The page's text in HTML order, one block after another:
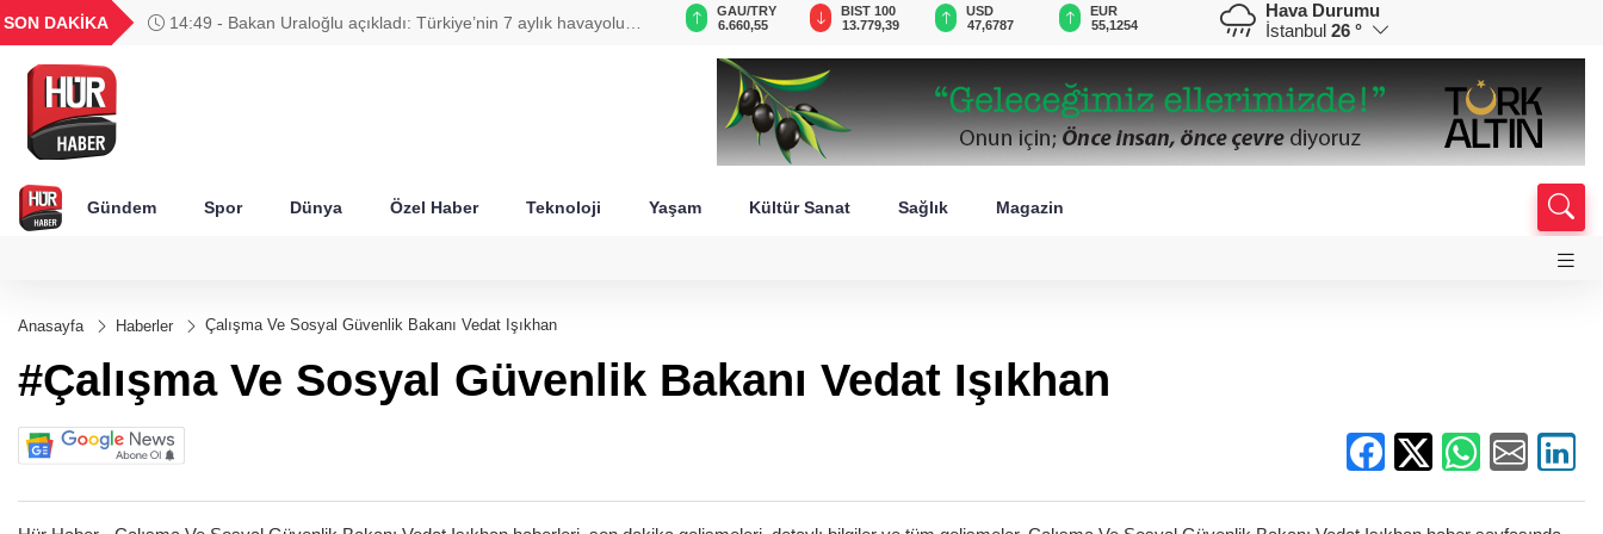
SON DAKİKA
14:49 - Bakan Uraloğlu açıkladı: Türkiye’nin 7 aylık havayolu
UYU
1,1849
18,2677
16,3788
27,9743
0,0018
GAU/TRY
6.660,55
BIST 100
13.779,39
USD
47,6787
EUR
55,1254
GBP
64,3468
CHF
59,0083
Hava Durumu
İstanbul 26 °
Gündem Spor Dünya Özel Haber Teknoloji Yaşam Kültür Sanat Sağlık Magazin
Anasayfa Haberler Çalışma Ve Sosyal Güvenlik Bakanı Vedat Işıkhan
#Çalışma Ve Sosyal Güvenlik Bakanı Vedat Işıkhan